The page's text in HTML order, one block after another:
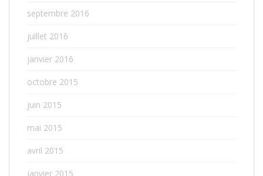
septembre 2016
juillet 2016
janvier 2016
octobre 2015
juin 2015
mai 2015
avril 2015
janvier 2015